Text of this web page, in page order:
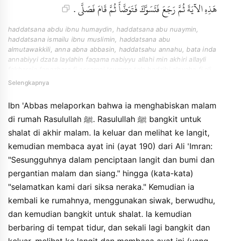
هَذِهِ الآيَةَ ثُمَّ رَجَعَ فَتَسَوَّكَ فَتَوَضَّأَ ثُمَّ قَامَ فَصَلَّى .
haddatsana abdu ibnu humaydin, haddatsana abu nuaymin,
haddatsana ismailu ibnu muslimin, haddatsana abu
almutawakkili, anna abna abbasin, haddatsahu annahu, bata inda
annabiyyi dzata laylahin faqama nabiyyu allahi min akhiri allayli
imrana inna fi khalqi assamawati waalardhi wakhtilafi allayli
tsumma adhthajaa tsumma qama fakharaja fanazhara ila assamai
fatala hadzihi alayaha tsumma rajaa fatasawwaka fatawaddhaa
tsumma qama fashalla.
Selengkapnya
Ibn 'Abbas melaporkan bahwa ia menghabiskan malam
di rumah Rasulullah ﷺ. Rasulullah ﷺ bangkit untuk
shalat di akhir malam. Ia keluar dan melihat ke langit,
kemudian membaca ayat ini (ayat 190) dari Ali 'Imran:
"Sesungguhnya dalam penciptaan langit dan bumi dan
pergantian malam dan siang." hingga (kata-kata)
"selamatkan kami dari siksa neraka." Kemudian ia
kembali ke rumahnya, menggunakan siwak, berwudhu,
dan kemudian bangkit untuk shalat. Ia kemudian
berbaring di tempat tidur, dan sekali lagi bangkit dan